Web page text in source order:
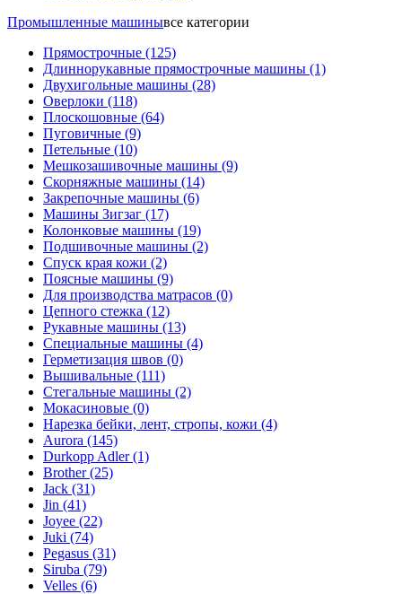
Промышленные машинывсе категории
Прямострочные (125)
Длиннорукавные прямострочные машины (1)
Двухигольные машины (28)
Оверлоки (118)
Плоскошовные (64)
Пуговичные (9)
Петельные (10)
Мешкозашивочные машины (9)
Скорняжные машины (14)
Закрепочные машины (6)
Машины Зигзаг (17)
Колонковые машины (19)
Подшивочные машины (2)
Спуск края кожи (2)
Поясные машины (9)
Для производства матрасов (0)
Цепного стежка (12)
Рукавные машины (13)
Специальные машины (4)
Герметизация швов (0)
Вышивальные (111)
Стегальные машины (2)
Мокасиновые (0)
Нарезка бейки, лент, стропы, кожи (4)
Aurora (145)
Durkopp Adler(1)
Brother(25)
Jack (31)
Jin (41)
Joyee (22)
Juki (74)
Pegasus (31)
Siruba (79)
Velles (6)